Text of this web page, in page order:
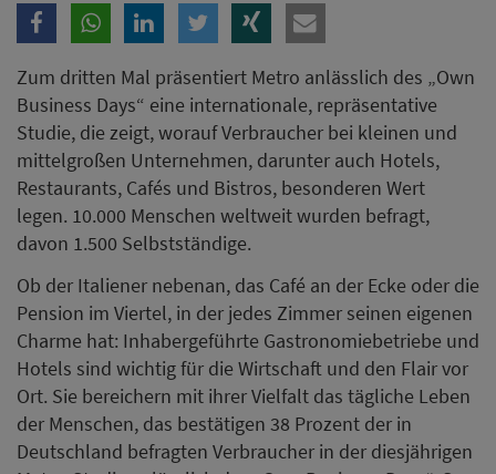
Zum dritten Mal präsentiert Metro anlässlich des „Own
Business Days“ eine internationale, repräsentative
Studie, die zeigt, worauf Verbraucher bei kleinen und
mittelgroßen Unternehmen, darunter auch Hotels,
Restaurants, Cafés und Bistros, besonderen Wert
legen. 10.000 Menschen weltweit wurden befragt,
davon 1.500 Selbstständige.
Ob der Italiener nebenan, das Café an der Ecke oder die
Pension im Viertel, in der jedes Zimmer seinen eigenen
Charme hat: Inhabergeführte Gastronomiebetriebe und
Hotels sind wichtig für die Wirtschaft und den Flair vor
Ort. Sie bereichern mit ihrer Vielfalt das tägliche Leben
der Menschen, das bestätigen 38 Prozent der in
Deutschland befragten Verbraucher in der diesjährigen